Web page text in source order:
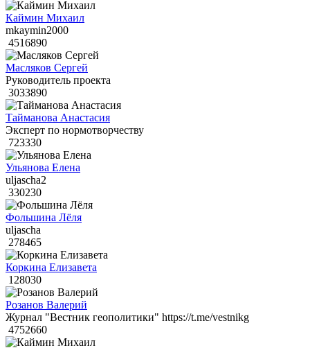
Каймин Михаил
mkaymin2000
4516890
Масляков Сергей
Руководитель проекта
3033890
Тайманова Анастасия
Эксперт по нормотворчеству
723330
Ульянова Елена
uljascha2
330230
Фольшина Лёля
uljascha
278465
Коркина Елизавета
128030
Розанов Валерий
Журнал "Вестник геополитики" https://t.me/vestnikg
4752660